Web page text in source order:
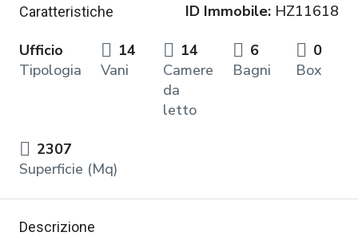
Caratteristiche ID Immobile: HZ11618
Ufficio
Tipologia
14
Vani
14
Camere
da
letto
6
Bagni
0
Box
2307
Superficie (Mq)
Descrizione